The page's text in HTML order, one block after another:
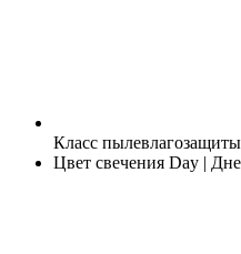
Класс пылевлагозащиты
Цвет свечения Day |